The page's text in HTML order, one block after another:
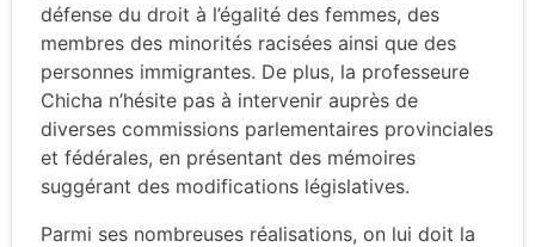
défense du droit à l’égalité des femmes, des
membres des minorités racisées ainsi que des
personnes immigrantes. De plus, la professeure
Chicha n’hésite pas à intervenir auprès de
diverses commissions parlementaires provinciales
et fédérales, en présentant des mémoires
suggérant des modifications législatives.
Parmi ses nombreuses réalisations, on lui doit la